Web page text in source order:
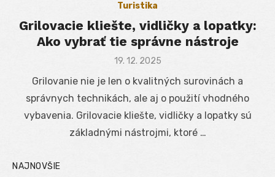
Turistika
Grilovacie kliešte, vidličky a lopatky:
Ako vybrať tie správne nástroje
Posted
19. 12. 2025
Grilovanie nie je len o kvalitných surovinách a
správnych technikách, ale aj o použití vhodného
vybavenia. Grilovacie kliešte, vidličky a lopatky sú
základnými nástrojmi, ktoré …
NAJNOVŠIE